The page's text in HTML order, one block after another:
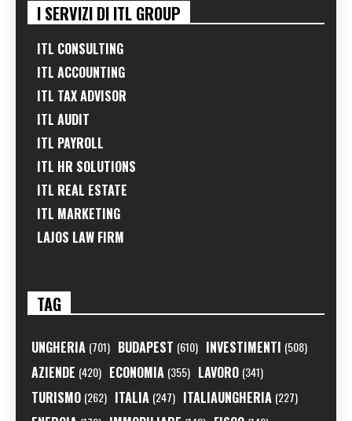
I SERVIZI DI ITL GROUP
ITL CONSULTING
ITL ACCOUNTING
ITL TAX ADVISOR
ITL AUDIT
ITL PAYROLL
ITL HR SOLUTIONS
ITL REAL ESTATE
ITL MARKETING
LAJOS LAW FIRM
TAG
UNGHERIA (701) BUDAPEST (610) INVESTIMENTI (508)
AZIENDE (420) ECONOMIA (355) LAVORO (341)
TURISMO (262) ITALIA (247) ITALIAUNGHERIA (227)